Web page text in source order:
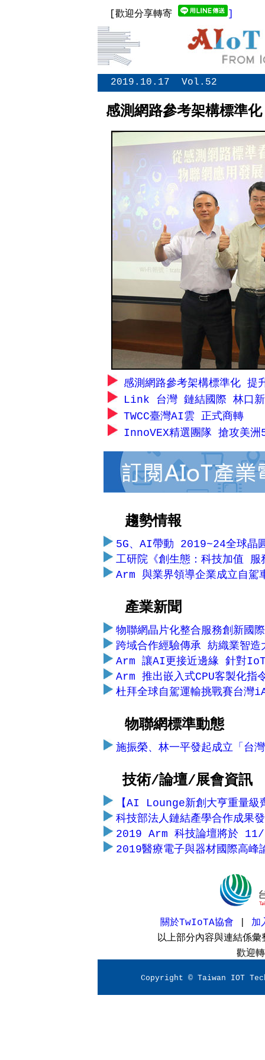
[歡迎分享轉寄 ]
2019.10.17 Vol.52
感測網路參考架構標準
感測網路參考架構標準化 提
Link 台灣 鏈結國際 林口新
TWCC臺灣AI雲 正式商轉
InnoVEX精選團隊 搶攻美洲
趨勢情報
5G、AI帶動 2019~24全球晶
工研院《創生態：科技加值 服
Arm 與業界領導企業成立自駕
產業新聞
物聯網晶片化整合服務創新國
跨域合作經驗傳承 紡織業智造
Arm 讓AI更接近邊緣 針對IoT
Arm 推出嵌入式CPU客製化
杜拜全球自駕運輸挑戰賽台灣
物聯網標準動態
施振榮、林一平發起成立「台
技術/論壇/展會資訊
【AI Lounge新創大亨重量
科技部法人鏈結產學合作成
2019 Arm 科技論壇將於
2019醫療電子與器材國際高
關於TwIoTA協會
加
以上部分內容與連結係
歡迎
Copyright © Taiwan IOT